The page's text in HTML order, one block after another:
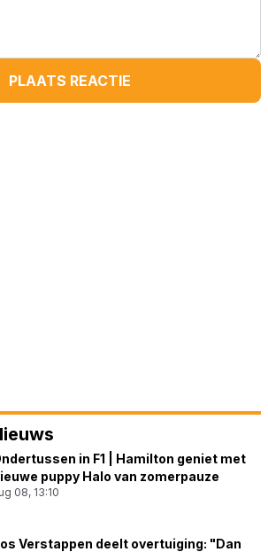
PLAATS REACTIE
in F1 | Hamilton geniet met
puppy Halo van zomerpauze
08, 13:10
Verstappen deelt overtuiging: "Dan